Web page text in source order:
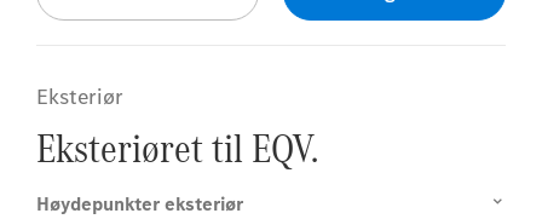
Eksteriør
Eksteriøret til EQV.
Høydepunkter eksteriør